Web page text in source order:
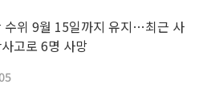
수위 9월 15일까지 유지…최근 사
고로 6명 사망